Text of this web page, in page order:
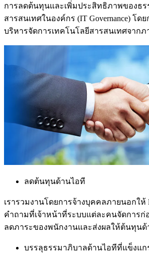
การลดต้นทุนและเพิ่มประสิทธิภาพของธร
สารสนเทศในองค์กร (IT Governance) โด
บริหารจัดการเทคโนโลยีสารสนเทศจากภ
ลดต้นทุนด้านไอที
เรารวมงานโดยการจ้างบุคคลภายนอกให้
คำถามที่เจ้าหน้าที่ระบบแต่ละคนจัดการก่
ลดภาระของพนักงานและส่งผลให้ต้นทุนด้
บรรลุธรรมาภิบาลด้านไอทีที่แข็งแก